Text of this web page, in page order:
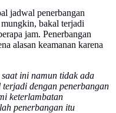
jadwal penerbangan
bakal terjadi
jam. Penerbangan
alasan keamanan karena
ini namun tidak ada
dengan penerbangan
keterlambatan
penerbangan itu